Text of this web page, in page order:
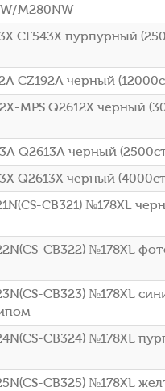
M280NW
CF543X пурпурный
CZ192A черный
MPS Q2612X черный
Q2613A черный
Q2613X черный
CB321) №178XL
CB322) №178XL
CB323) №178XL
CB324) №178XL
CB325) №178XL